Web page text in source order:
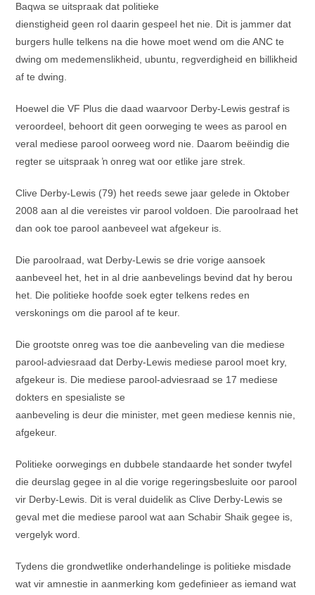
Baqwa se uitspraak dat politieke
dienstigheid geen rol daarin gespeel het nie. Dit is jammer dat
burgers hulle telkens na die howe moet wend om die ANC te
dwing om medemenslikheid, ubuntu, regverdigheid en billikheid
af te dwing.
Hoewel die VF Plus die daad waarvoor Derby-Lewis gestraf is
veroordeel, behoort dit geen oorweging te wees as parool en
veral mediese parool oorweeg word nie. Daarom beëindig die
regter se uitspraak ŉ onreg wat oor etlike jare strek.
Clive Derby-Lewis (79) het reeds sewe jaar gelede in Oktober
2008 aan al die vereistes vir parool voldoen. Die paroolraad het
dan ook toe parool aanbeveel wat afgekeur is.
Die paroolraad, wat Derby-Lewis se drie vorige aansoek
aanbeveel het, het in al drie aanbevelings bevind dat hy berou
het. Die politieke hoofde soek egter telkens redes en
verskonings om die parool af te keur.
Die grootste onreg was toe die aanbeveling van die mediese
parool-adviesraad dat Derby-Lewis mediese parool moet kry,
afgekeur is. Die mediese parool-adviesraad se 17 mediese
dokters en spesialiste se
aanbeveling is deur die minister, met geen mediese kennis nie,
afgekeur.
Politieke oorwegings en dubbele standaarde het sonder twyfel
die deurslag gegee in al die vorige regeringsbesluite oor parool
vir Derby-Lewis. Dit is veral duidelik as Clive Derby-Lewis se
geval met die mediese parool wat aan Schabir Shaik gegee is,
vergelyk word.
Tydens die grondwetlike onderhandelinge is politieke misdade
wat vir amnestie in aanmerking kom gedefinieer as iemand wat